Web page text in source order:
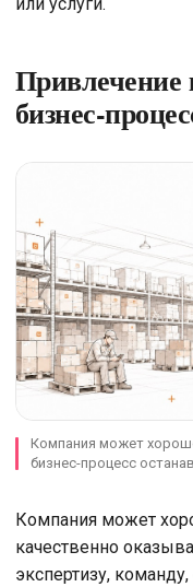
бизнес-
Компания может
бизнес-процесс
Компания может
качественно
экспертизу,